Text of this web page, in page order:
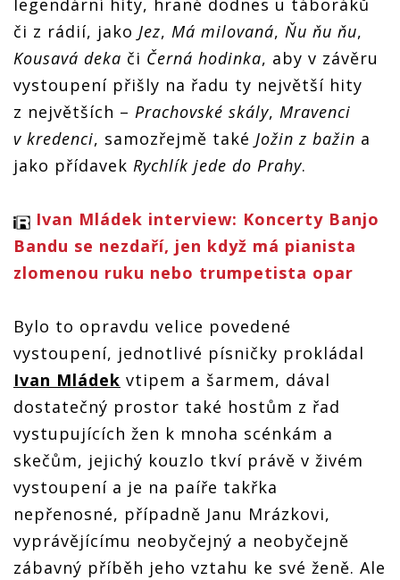
legendární hity, hrané dodnes u táboráků
či z rádií, jako Jez, Má milovaná, Ňu ňu ňu,
Kousavá deka či Černá hodinka, aby v závěru
vystoupení přišly na řadu ty největší hity
z největších – Prachovské skály, Mravenci
v kredenci, samozřejmě také Jožin z bažin a
jako přídavek Rychlík jede do Prahy.
Ivan Mládek interview: Koncerty Banjo
Bandu se nezdaří, jen když má pianista
zlomenou ruku nebo trumpetista opar
Bylo to opravdu velice povedené
vystoupení, jednotlivé písničky prokládal
Ivan Mládek vtipem a šarmem, dával
dostatečný prostor také hostům z řad
vystupujících žen k mnoha scénkám a
skečům, jejichý kouzlo tkví právě v živém
vystoupení a je na paíře takřka
nepřenosné, případně Janu Mrázkovi,
vyprávějícímu neobyčejný a neobyčejně
zábavný příběh jeho vztahu ke své ženě. Ale